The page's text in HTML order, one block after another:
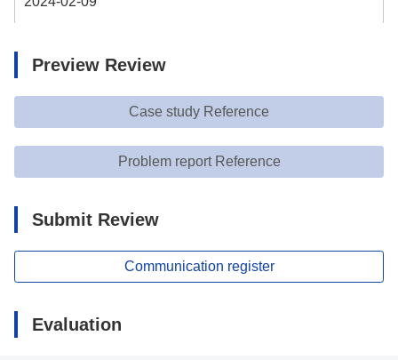
Preview Review
Case study Reference
Problem report Reference
Submit Review
Communication register
Evaluation